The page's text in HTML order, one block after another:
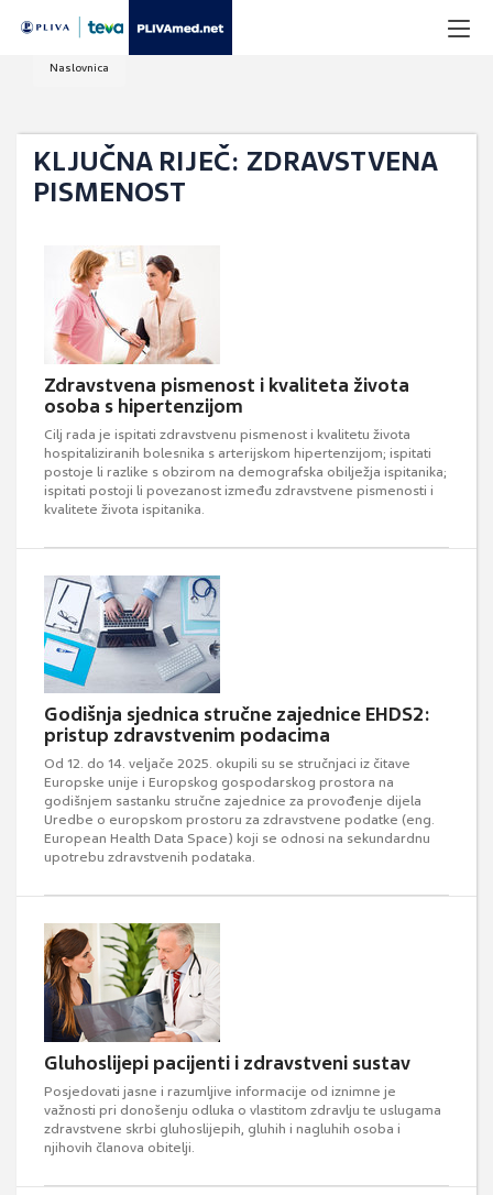
Naslovnica
KLJUČNA RIJEČ: ZDRAVSTVENA
PISMENOST
Zdravstvena pismenost i kvaliteta života
osoba s hipertenzijom
Cilj rada je ispitati zdravstvenu pismenost i kvalitetu života
hospitaliziranih bolesnika s arterijskom hipertenzijom; ispitati
postoje li razlike s obzirom na demografska obilježja ispitanika;
ispitati postoji li povezanost između zdravstvene pismenosti i
kvalitete života ispitanika.
Godišnja sjednica stručne zajednice EHDS2:
pristup zdravstvenim podacima
Od 12. do 14. veljače 2025. okupili su se stručnjaci iz čitave
Europske unije i Europskog gospodarskog prostora na
godišnjem sastanku stručne zajednice za provođenje dijela
Uredbe o europskom prostoru za zdravstvene podatke (eng.
European Health Data Space) koji se odnosi na sekundardnu
upotrebu zdravstvenih podataka.
Gluhoslijepi pacijenti i zdravstveni sustav
Posjedovati jasne i razumljive informacije od iznimne je
važnosti pri donošenju odluka o vlastitom zdravlju te uslugama
zdravstvene skrbi gluhoslijepih, gluhih i nagluhih osoba i
njihovih članova obitelji.